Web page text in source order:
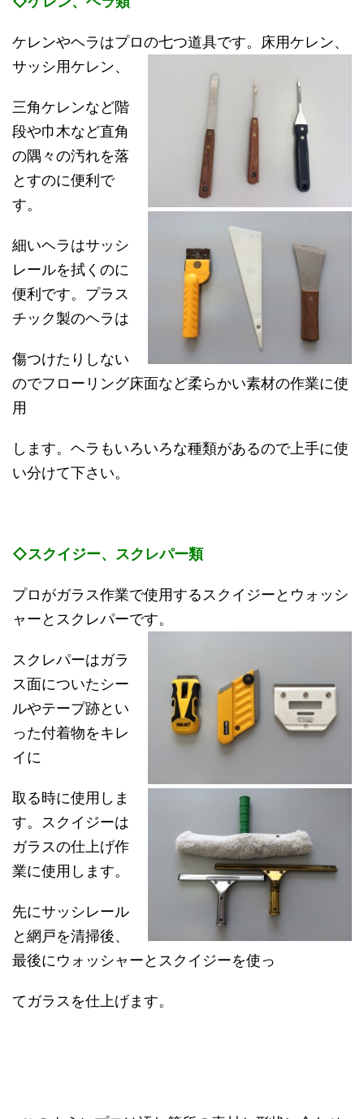
ケレンやヘラはプロの七つ道具です。床用ケレン、
サッシ用ケレン、
三角ケレンなど階
段や巾木など直角
の隅々の汚れを落
とすのに便利で
す。
細いヘラはサッシ
レールを拭くのに
便利です。プラス
チック製のヘラは
傷つけたりしない
のでフローリング床面など柔らかい素材の作業に使
用
します。ヘラもいろいろな種類があるので上手に使
い分けて下さい。
◇スクイジー、スクレパー類
プロがガラス作業で使用するスクイジーとウォッシ
ャーとスクレパーです。
スクレパーはガラ
ス面についたシー
ルやテープ跡とい
った付着物をキレ
イに
取る時に使用しま
す。スクイジーは
ガラスの仕上げ作
業に使用します。
先にサッシレール
と網戸を清掃後、
最後にウォッシャーとスクイジーを使っ
てガラスを仕上げます。